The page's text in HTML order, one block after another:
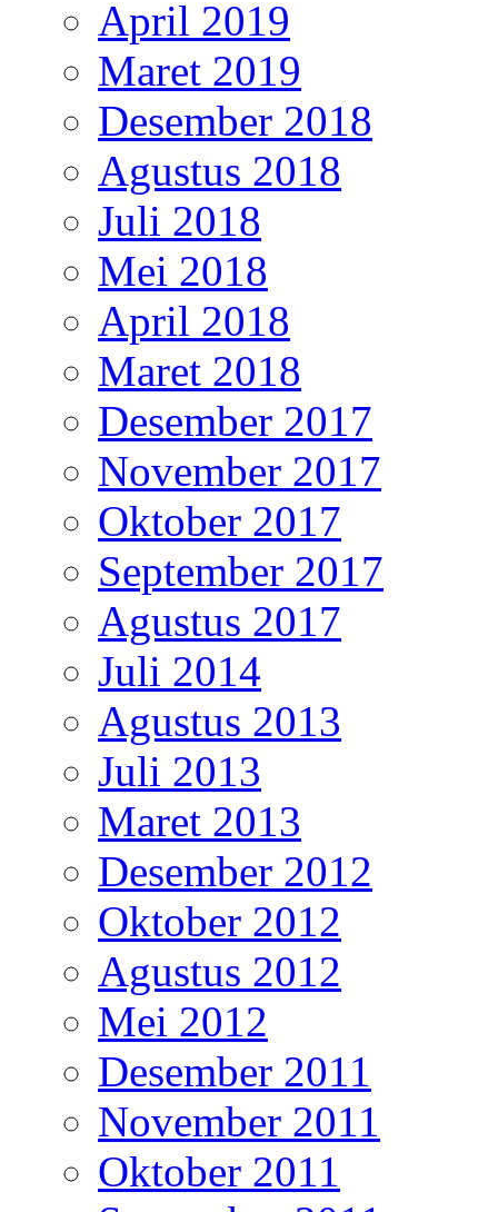
April 2019
Maret 2019
Desember 2018
Agustus 2018
Juli 2018
Mei 2018
April 2018
Maret 2018
Desember 2017
November 2017
Oktober 2017
September 2017
Agustus 2017
Juli 2014
Agustus 2013
Juli 2013
Maret 2013
Desember 2012
Oktober 2012
Agustus 2012
Mei 2012
Desember 2011
November 2011
Oktober 2011